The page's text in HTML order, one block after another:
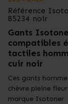
Référence
85234 noir
Gants
compatibles
tactiles
cuir noir
Ces gants
chèvre pleine
marque Isotoner